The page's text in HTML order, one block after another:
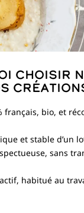
choisir
français, bio, et
et stable d’un
sans
habitué au